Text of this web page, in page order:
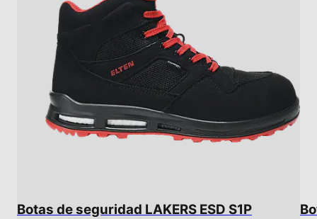
Botas de seguridad LAKERS ESD S1P